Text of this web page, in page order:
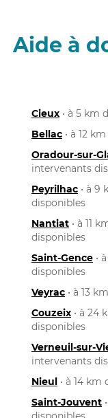
Aide à
Cieux • à 5 km
Bellac • à 12
Oradour-sur-
intervenants
Peyrilhac • à 9
disponibles
Nantiat • à 11
disponibles
Saint-Gence •
disponibles
Veyrac • à 13
Couzeix • à 24
disponibles
Verneuil-sur-
intervenants
Nieul • à 14
Saint-Jouvent